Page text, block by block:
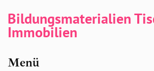
Bildungsmaterialien
Immobilien
Menü